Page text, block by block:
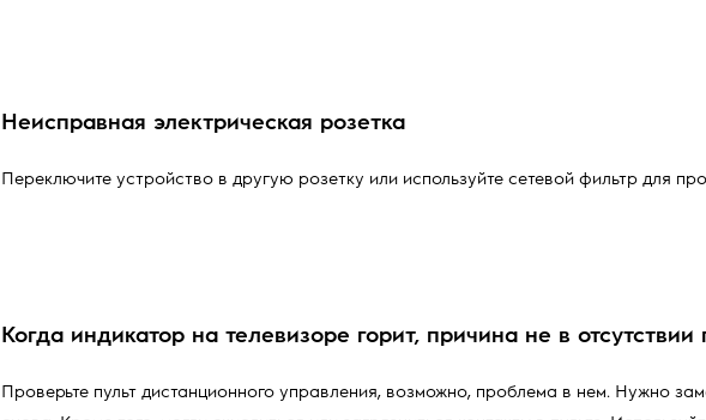
Неисправная электрическая розетка
Переключите устройство в другую розетку или используйте сетевой фильтр для
Когда индикатор на телевизоре горит, причина не в отсутствии
Проверьте пульт дистанционного управления, возможно, проблема в нем. Нужно